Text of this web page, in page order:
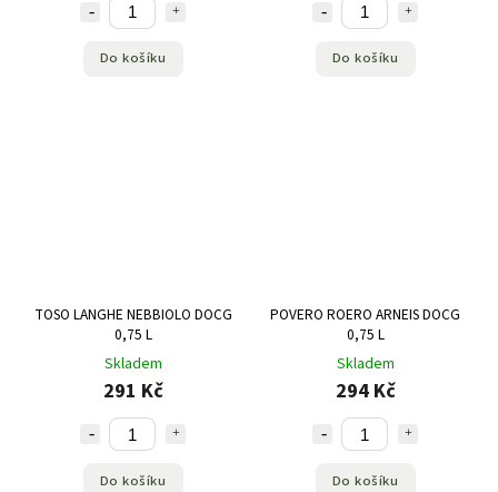
Do košíku Do košíku
TOSO LANGHE NEBBIOLO DOCG
0,75 L
Skladem
291 Kč
Do košíku
POVERO ROERO ARNEIS DOCG
0,75 L
Skladem
294 Kč
Do košíku